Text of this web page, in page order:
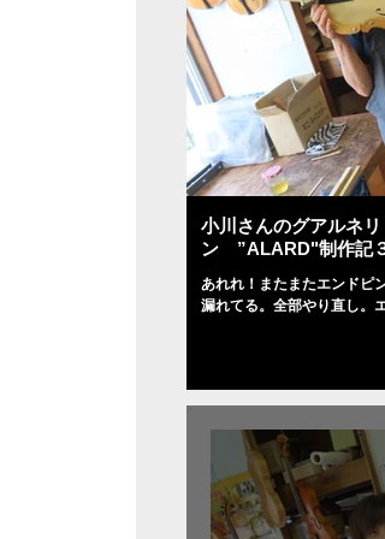
小川さんのグアルネ
ン ”ALARD"制作記
あれれ！またまたエンドピ
漏れてる。全部やり直し。